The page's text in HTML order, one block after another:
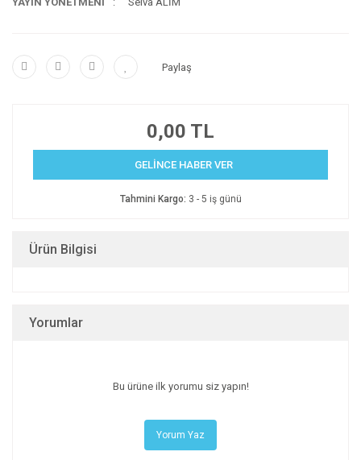
Paylaş
0,00 TL
GELİNCE HABER VER
Tahmini Kargo: 3 - 5 iş günü
Ürün Bilgisi
Yorumlar
Bu ürüne ilk yorumu siz yapın!
Yorum Yaz